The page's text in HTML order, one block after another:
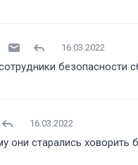
16.03.2022
безопасности
16.03.2022
они старались ховорить